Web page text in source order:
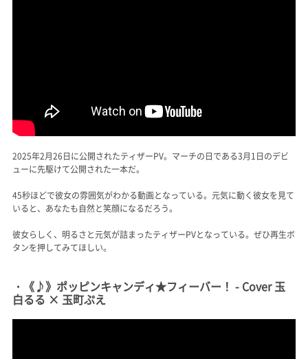
2025年2月26日に公開されたティザーPV。マーチの日である3月1日のデビ
ューに先駆けて公開された一本だ。
45秒ほどで彼女の雰囲気がわかる動画となっている。元気に動く彼女を見て
いると、あなたも自然と笑顔になるだろう。
彼女らしく、明るさと元気が詰まったティザーPVとなっている。ぜひ再生ボ
タンを押してみてほしい。
・《♪》ポッピンキャンディ★フィーバー！ - Cover 玉
白るる × 玉町ぷえ